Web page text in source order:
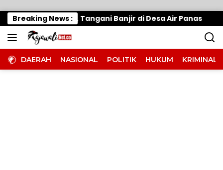
Breaking News :
Gerak Cepat, Tangani Banjir di Desa Air Panas
DAERAH NASIONAL POLITIK HUKUM KRIMINAL